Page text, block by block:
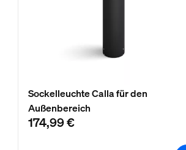
Sockelleuchte Calla für den
Außenbereich
174,99 €